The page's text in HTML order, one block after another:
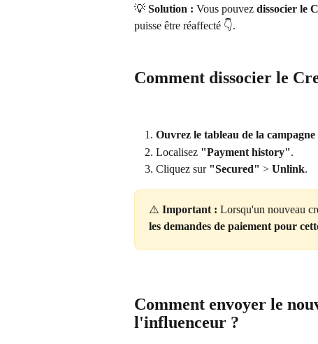
💡 Solution : Vous pouvez dissocier le
puisse être réaffecté 👇.
Comment dissocier le
Ouvrez le tableau de la campagne
Localisez "Payment history".
Cliquez sur "Secured" > Unlink.
⚠️ Important : Lorsqu'un nouveau
les demandes de paiement pour
Comment envoyer le
l'influenceur ?